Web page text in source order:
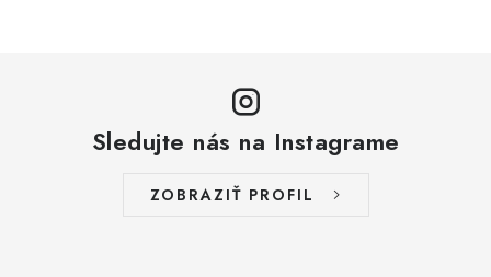
Sledujte nás na Instagrame
ZOBRAZIŤ PROFIL